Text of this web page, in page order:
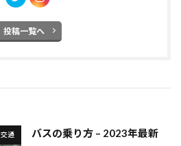
投稿一覧へ
交通 バスの乗り方 – 2023年最新